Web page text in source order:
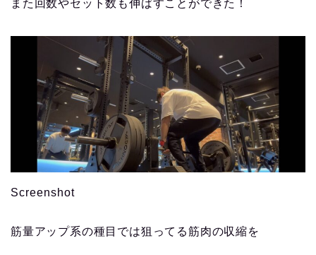
また回数やセット数も伸ばすことができた！
Screenshot
筋量アップ系の種目では狙ってる筋肉の収縮を